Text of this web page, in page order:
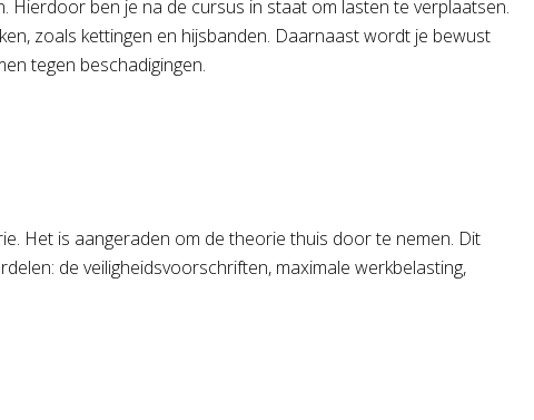
Hierdoor ben je na de cursus in staat om lasten te verplaatsen.
zoals kettingen en hijsbanden. Daarnaast wordt je bewust
tegen beschadigingen.
Het is aangeraden om de theorie thuis door te nemen. Dit
de veiligheidsvoorschriften, maximale werkbelasting,